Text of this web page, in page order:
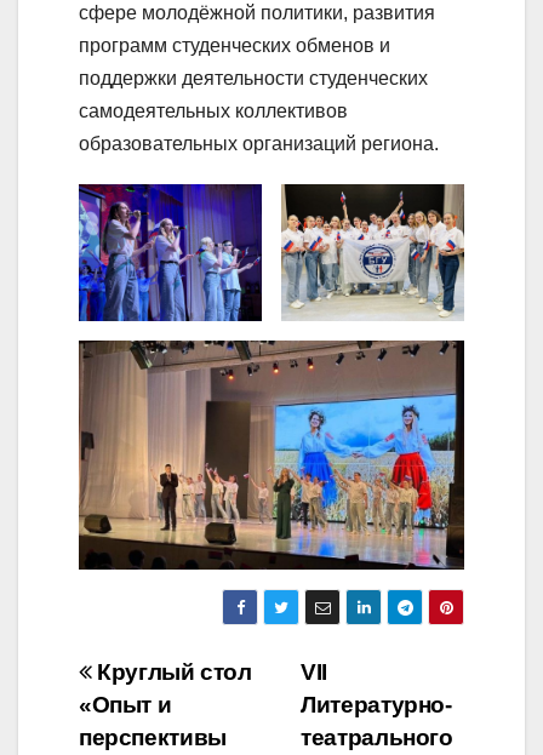
сфере молодёжной политики, развития
программ студенческих обменов и
поддержки деятельности студенческих
самодеятельных коллективов
образовательных организаций региона.
Навигация
по
VII
Литературно-
театрального
Круглый стол
«Опыт и
перспективы